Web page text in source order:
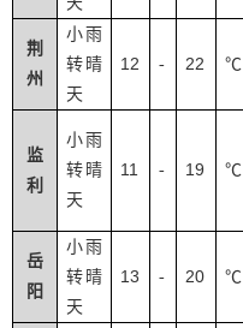
荆
州
小雨
转晴
天
12 - 22 ℃
监
利
小雨
转晴
天
11 - 19 ℃
岳
阳
小雨
转晴
天
13 - 20 ℃